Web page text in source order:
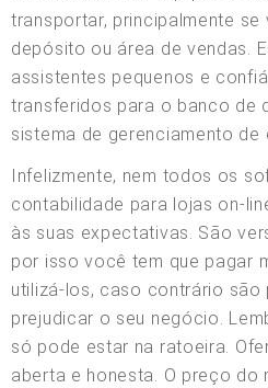
transportar, principalmente se
depósito ou área de vendas.
assistentes pequenos e
transferidos para o banco de
sistema de gerenciamento de
Infelizmente, nem todos os
contabilidade para lojas on-
às suas expectativas. São
por isso você tem que pagar
utilizá-los, caso contrário são
prejudicar o seu negócio.
só pode estar na ratoeira.
aberta e honesta. O preço do